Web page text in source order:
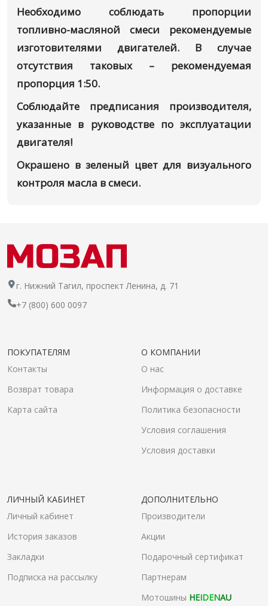
Необходимо соблюдать пропорции
топливно-масляной смеси рекомендуемые
изготовителями двигателей. В случае
отсутствия таковых – рекомендуемая
пропорция 1:50.
Соблюдайте предписания производителя,
указанные в руководстве по эксплуатации
двигателя!
Окрашено в зеленый цвет для визуального
контроля масла в смеси.
г. Нижний Тагил, проспект Ленина, д. 71
+7 (800) 600 0097
ПОКУПАТЕЛЯМ
Контакты
Возврат товара
Карта сайта
О КОМПАНИИ
О нас
Информация о доставке
Политика безопасности
Условия соглашения
Условия доставки
ЛИЧНЫЙ КАБИНЕТ
Личный кабинет
История заказов
Закладки
Подписка на рассылку
ДОПОЛНИТЕЛЬНО
Производители
Акции
Подарочный сертификат
Партнерам
Мотошины HEIDENAU